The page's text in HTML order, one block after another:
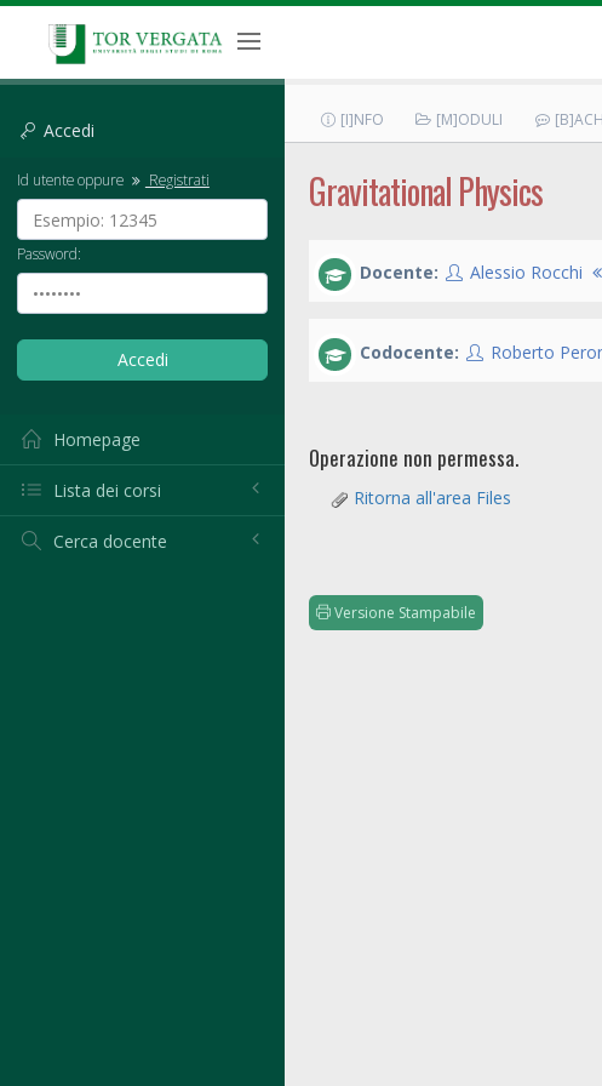
Accedi
Id utente oppure Registrati
Password:
Homepage
Lista dei corsi
Cerca docente
[I]NFO [M]ODULI
Gravitational Physics
Docente: Alessio Rocchi
Codocente: Roberto
Operazione non permessa.
Ritorna all'area Files
Versione Stampabile